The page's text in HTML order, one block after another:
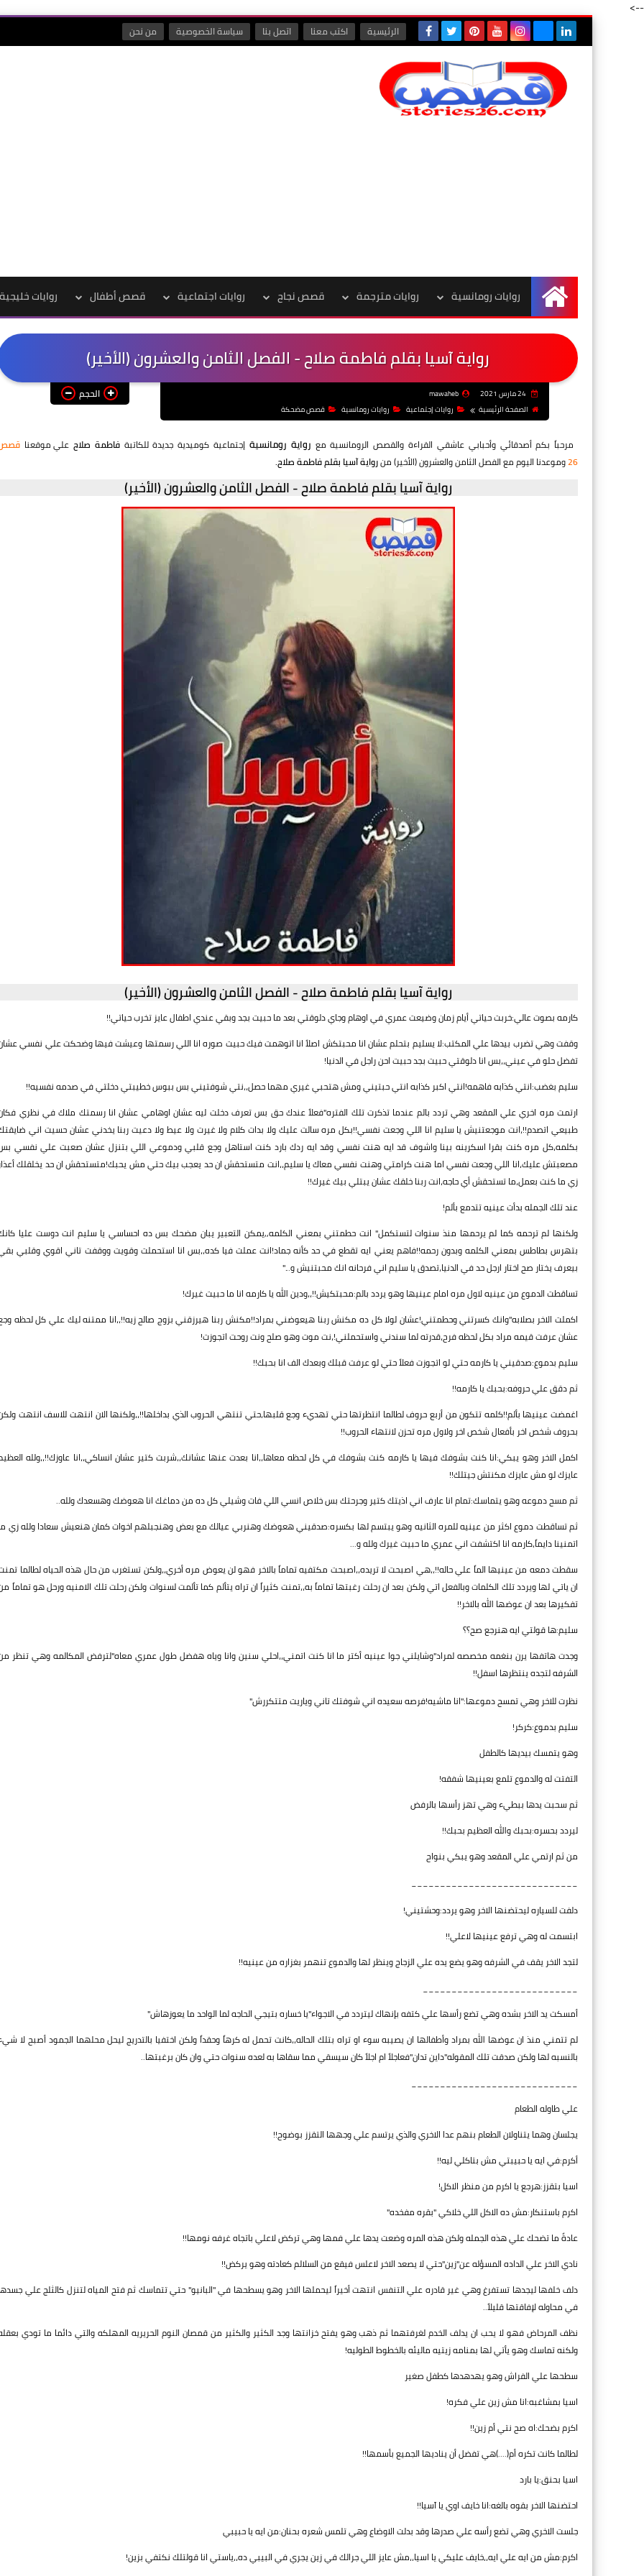
-->
الرئيسية اكتب معنا اتصل بنا سياسة الخصوصية من نحن
الرئيسية
روايات رومانسية روايات مترجمة قصص نجاح روايات اجتماعية قصص أطفال روايات خليجية
رواية آسيا بقلم فاطمة صلاح - الفصل الثامن والعشرون (الأخير)
24 مارس 2021
mawaheb
الصفحة الرئيسية
روايات إجتماعية روايات رومانسية قصص مضحكة
الحجم
مرحباً بكم أصدقائي وأحبابي عاشقي القراءة والقصص الرومانسية مع رواية رومانسية إجتماعية كوميدية جديدة للكاتبة فاطمة صلاح علي موقعنا
26وموعدنا اليوم معالفصل الثامن والعشرون (الأخير) منرواية آسيا بقلم فاطمة صلاح.
رواية آسيا بقلم فاطمة صلاح - الفصل الثامن والعشرون (الأخير)
رواية آسيا بقلم فاطمة صلاح - الفصل الثامن والعشرون (الأخير)
كارمه بصوت عالي:خربت حياتي أيام زمان وضيعت عمري في اوهام وجاي دلوقتي بعد ما حبيت بجد وبقي عندي اطفال عايز تخرب حياتي!!
وقفت وهي تضرب بيدها علي المكتب:لا يسليم بتحلم عشان انا محبتكش اصلاً انا اتوهمت فيك حبيت صوره انا اللي رسمتها وعيشت فيها وضحكت علي نفسي
تفضل حلو في عيني،،بس انا دلوقتي حبيت بجد حبيت احن راجل في الدنيا!
سليم بغضب:انتي كذابه فاهمه!انتي اكبر كذابه انتي حبتيني ومش هتحبي غيري مهما حصل،،نتي شوفتيني بس ببوس خطيبتي دخلتي في صدمه نفسيه!!
ارتمت مره اخري علي المقعد وهي تردد بالم عندما تذكرت تلك الفتره"فعلاً عندك حق بس تعرف دخلت ليه عشان اوهامي عشان انا رسمتك ملاك في نظري
طبيعي اتصدم!!،انت موجعتنيش يا سليم انا اللي وجعت نفسي!!بكل مره سالت عليك ولا بدات كلام ولا غيرت ولا عيط ولا دعيت ربنا يخدني عشان حسيت اني
بكلمه،كل مره كنت بقرا اسكرينه بينا واشوف قد ايه هنت نفسي وقد ايه ردك بارد كنت استاهل وجع قلبي ودموعي اللي بتنزل عشان صعبت علي نفسي
مصعبتش عليك،انا اللي وجعت نفسي اما هنت كرامتي وهنت نفسي معاك يا سليم،،انت متستحقش ان حد يعجب بيك حتي مش يحبك!متستحقش ان حد يخلقلك
زي ما كنت بعمل،ما تستحقش أي حاجه،انت ربنا خلقك عشان يبتلي بيك غيرك!!
عند تلك الجمله بدأت عينيه تتدمع بألم!
ولكنها لم ترحمه كما لم يرحمها منذ سنوات لتستكمل" انت حطمتني بمعني الكلمه,,يمكن التعبير يبان مضحك بس ده احساسي يا سليم انت دوست عليا
بتهرس بطاطس بمعني الكلمه وبدون رحمه!!فاهم يعني ايه تقطع في حد كأنه جماد!انت عملت فيا كده،،بس انا استحملت وقويت ووقفت تاني اقوي وقلبي
بيعرف يختار صح اختار ارجل حد في الدنيا،تصدق يا سليم اني فرحانه انك محبتنيش و..."
تساقطت الدموع من عينيه لاول مره امام عينيها وهو يردد بالم:محبتكيش!!،،ودين الله يا كارمه انا ما حبيت غيرك!
اكملت الاخر بصلابه"وانك كسرتني وحطمتني!عشان لولا كل ده مكنش ربنا هيعوضني بمراد!!مكنش ربنا هيرزقني بزوج صالح زيه!!،،انا ممتنه ليك علي كل لحظه
عشان عرفت قيمه مراد بكل لحظه فرح،قدرته لما سندني واستحملني!،نت موت وهو صلح ونت روحت اتجوزت!
سليم بدموع:صدقيني يا كارمه حتي لو اتجوزت فعلاً حتي لو عرفت قبلك وبعدك الف انا بحبك!!
ثم دقق علي حروفه:بحبك يا كارمه!!
اغمضت عينيها بألم!!كلمه تتكون من أربع حروف لطالما انتظرتها حتي تهديء وجع قلبها،حتي تنتهي الحروب الذي بداخلها!!،،ولكنها الان انتهت للاسف انتهت
بحروف شخص اخر بأفعال شخص اخر ولاول مره تحزن لانتهاء الحروب!!
اكمل الاخر وهو يبكي:انا كنت بشوفك فيها يا كارمه كنت بشوفك في كل لحظه معاها،،انا بعدت عنها عشانك،،شربت كتير عشان انساكي،،انا عاوزك!!،،ولله
عايزك لو مش عايزك مكنتش جيتلك!!
ثم مسح دموعه وهو يتماسك:تمام انا عارف اني اذيتك كتير وجرحتك بس خلاص انسي اللي فات وشيلي كل ده من دماغك انا هعوضك وهسعدك ولله..
ثم تساقطت دموع اكثر من عينيه للمره الثانيه وهو يبتسم لها بكسره:صدقيني هعوضك وهنربي عيالك مع بعض وهنجبلهم اخوات كمان هنعيش سعادا ولله زي
اتمنينا دايماً،كارمه انا اكتشفت اني عمري ما حبيت غيرك ولله و...
سقطت دمعه من عينيها الماً علي حاله!!،،هي اصبحت لا تريده،،اصبحت مكتفيه تماماً بالاخر فهو لن يعوض مره أخري،،ولكن تستغرب من حال هذه الحياه لطالما
ان ياتي لها ويردد تلك الكلمات وبالفعل اتي ولكن بعد ان رحلت رغبتها تماماً به،،تمنت كثيراً ان تراه يتألم كما تألمت لسنوات ولكن رحلت تلك الامنيه ورحل هو تماماً
تفكيرها بعد ان عوضها الله بالاخر!!
سليم:ها قولتي ايه هنرجع صح؟؟
وجدت هاتفها يرن بنغمه مخصصه لمراد"وشايلني جوا عينيه أكتر ما انا كنت اتمني،،احلي سنين وانا وياه هفضل طول عمري معاه"لترفض المكالمه وهي تنظر
الشرفه لتجده ينتظرها اسفل!!
نظرت للاخر وهي تمسح دموعها:"انا ماشيه!فرصه سعيده اني شوفتك تاني وياريت متتكررش"
سليم بدموع:كركر!
وهو يتمسك بيديها كالطفل
التفتت له والدموع تلمع بعينيها شفقه!
ثم سحبت يدها ببطيء وهي تهز رأسها بالرفض
ليردد بحسره:بحبك والله العظيم بحبك!!
من ثم ارتمي علي المقعد وهو يبكي بنواح
_____________________________
دلفت للسياره ليحتضنها الاخر وهو يردد:وحشتيني!
ابتسمت له وهي ترفع عينيها لاعلي!!
لتجد الاخر يقف في الشرفه وهو يضع يده علي الزجاج وينظر لها والدموع تنهمر بغزاره من عينيه!!
___________________________
أمسكت يد الاخر بشده وهي تضع رأسها علي كتفه بإنهاك ليتردد في الاجواء"يا خساره بتيجي الحاجه لما الواحد ما يعوزهاش"
لم تتمني منذ ان عوضها الله بمراد وأطفالها ان يصيبه سوء او تراه بتلك الحاله،،كانت تحمل له كرهاً وحقداً ولكن اختفيا بالتدريج ليحل محلهما الجمود أصبح لا
بالنسبه لها ولكن صدقت تلك المقوله"داين تدان"فعاجلاً ام اجلاً كان سيسقي مما سقاها به لعده سنوات حتي وان كان برغبتها..
_____________________________
علي طاوله الطعام
يجلسان وهما يتناولان الطعام بنهم عدا الاخري والذي يرتسم علي وجهها التقزز بوضوح!!
أكرم:في ايه يا حبيبتي مش بتاكلي ليه!!
اسيا بتقزز:هرجع يا اكرم من منظر الاكل!
اكرم باستنكار:مش ده الاكل اللي خلاكي "بقره مفخده"
عادةً ما تضحك علي هذه الجمله ولكن هذه المره وضعت يدها علي فمها وهي تركض لاعلي باتجاه غرفه نومها!!
نادي الاخر علي الداده المسؤله عن"زين"حتي لا يصعد الاخر لاعلس فيقع من السلالم كعادته وهو يركض!!
دلف خلفها ليجدها تستفرغ وهي غير قادره علي التنفس انتهت أخيراً ليحملها الاخر وهو يسطحها في "البانيو" حتي تتماسك ثم فتح المياه لتنزل كالثلج علي
في محاوله لإفاقتها قليلاً..
نظف المرحاض فهو لا يحب ان يدلف الخدم لغرفتهما ثم ذهب وهو يفتح خزانتها وجد الكثير والكثير من قمصان النوم الحريريه المهلكه والتي دائما ما تودي
ولكنه تماسك وهو يأتي لها بمنامه زيتيه ماليئه بالخطوط الطوليه!
سطحها علي الفراش وهو يهدهدها كطفل صغير
اسيا بمشاغبه:انا مش زين علي فكره!
اكرم بضحك:اه صح نتي أم زين!!
لطالما كانت تكره أم(....)هي تفضل أن يناديها الجميع بأسمها!!
اسيا بحنق:يا بارد
احتضنها الاخر بقوه بالغه:انا خايف اوي يا آسيا!!
جلست الاخري وهي تضع رأسه علي صدرها وقد بدلت الاوضاع وهي تلمس شعره بحنان:من ايه يا حبيبي
اكرم:مش من ايه علي ايه،،خايف عليكي يا اسيا،،مش عايز اللي جرالك في زين يجري في البيبي ده،،ياستي انا قولتلك نكتفي بزين!